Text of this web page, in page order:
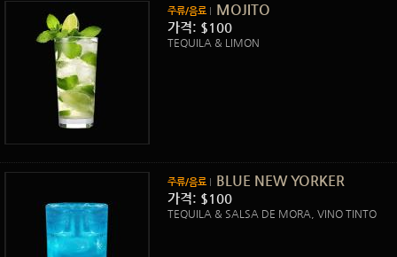
주류/음료 MOJITO
가격: $100
TEQUILA & LIMON
주류/음료 BLUE NEW YORKER
가격: $100
TEQUILA & SALSA DE MORA, VINO TINTO